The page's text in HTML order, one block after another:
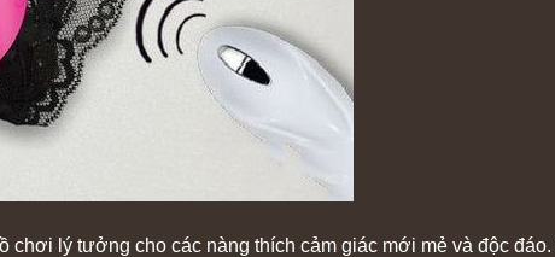
lý tưởng cho các nàng thích cảm giác mới mẻ và độc